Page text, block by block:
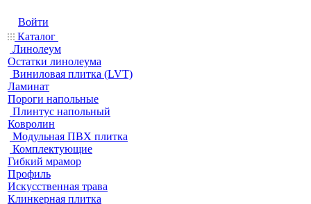
Войти
Каталог
Линолеум
Остатки линолеума
Виниловая плитка (LVT)
Ламинат
Пороги напольные
Плинтус напольный
Ковролин
Модульная ПВХ плитка
Комплектующие
Гибкий мрамор
Профиль
Искусственная трава
Клинкерная плитка